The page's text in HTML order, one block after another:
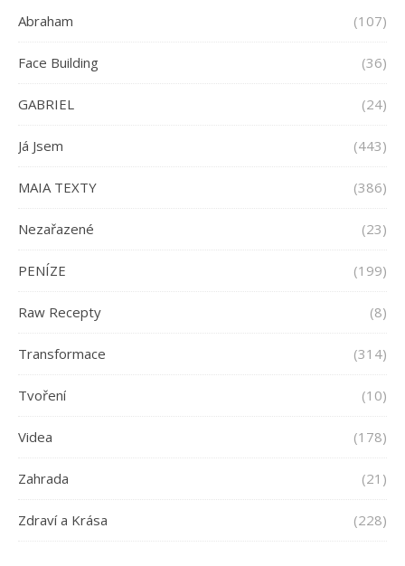
Abraham (107)
Face Building (36)
GABRIEL (24)
Já Jsem (443)
MAIA TEXTY (386)
Nezařazené (23)
PENÍZE (199)
Raw Recepty (8)
Transformace (314)
Tvoření (10)
Videa (178)
Zahrada (21)
Zdraví a Krása (228)